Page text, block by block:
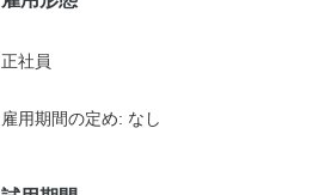
正社員
雇用期間の定め: なし